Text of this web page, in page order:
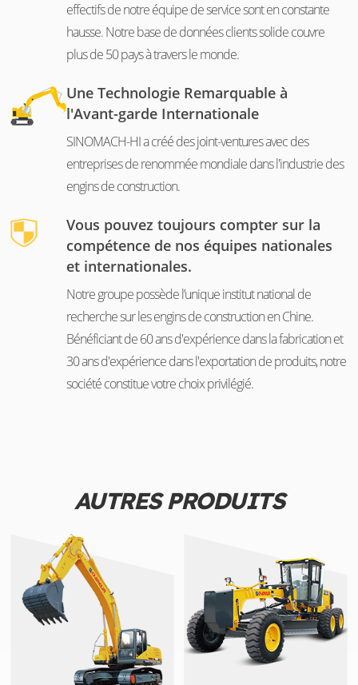
effectifs de notre équipe de service sont en constante
hausse. Notre base de données clients solide couvre
plus de 50 pays à travers le monde.
Une Technologie Remarquable à
l'Avant-garde Internationale
SINOMACH-HI a créé des joint-ventures avec des
entreprises de renommée mondiale dans l'industrie des
engins de construction.
Vous pouvez toujours compter sur la
compétence de nos équipes nationales
et internationales.
Notre groupe possède l’unique institut national de
recherche sur les engins de construction en Chine.
Bénéficiant de 60 ans d'expérience dans la fabrication et
30 ans d'expérience dans l'exportation de produits, notre
société constitue votre choix privilégié.
AUTRES PRODUITS